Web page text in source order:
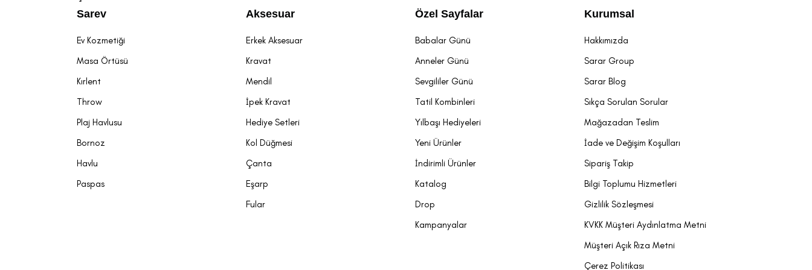
Sarev
Ev Kozmetiği
Masa Örtüsü
Kırlent
Throw
Plaj Havlusu
Bornoz
Havlu
Paspas
Aksesuar
Erkek Aksesuar
Kravat
Mendil
İpek Kravat
Hediye Setleri
Kol Düğmesi
Çanta
Eşarp
Fular
Özel Sayfalar
Babalar Günü
Anneler Günü
Sevgililer Günü
Tatil Kombinleri
Yılbaşı Hediyeleri
Yeni Ürünler
İndirimli Ürünler
Katalog
Drop
Kampanyalar
Kurumsal
Hakkımızda
Sarar Group
Sarar Blog
Sıkça Sorulan Sorular
Mağazadan Teslim
İade ve Değişim Koşulları
Sipariş Takip
Bilgi Toplumu Hizmetleri
Gizlilik Sözleşmesi
KVKK Müşteri Aydınlatma Metni
Müşteri Açık Rıza Metni
Çerez Politikası